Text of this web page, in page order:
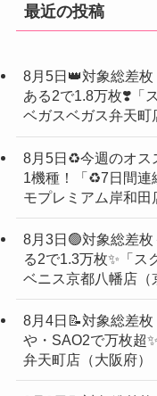
最近の投稿
8月5日👑対象総差
ある2で1.8万枚❣️「
ベガスベガス弁天町
8月5日♻️今週のオス
1機種！「♻️7日間連
モプレミアム岸和田
8月3日🟢対象総差
る2で1.3万枚✨「ス
ベニス京都八幡店（
8月4日📝対象総差
や・SAO2で万枚超
弁天町店（大阪府）